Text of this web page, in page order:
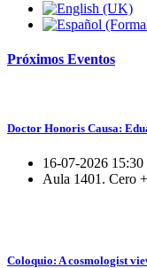
Próximos Eventos
Doctor Honoris Causa:
16-07-2026 15:30
Aula 1401. Cero
Coloquio: A cosmologist